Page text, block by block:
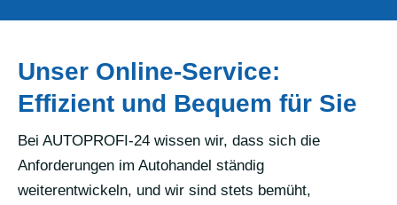
Unser Online-Service:
Effizient und Bequem für Sie
Bei AUTOPROFI-24 wissen wir, dass sich die
Anforderungen im Autohandel ständig
weiterentwickeln, und wir sind stets bemüht,